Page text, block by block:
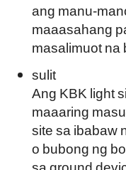
ang manu-
maaasahang
masalimuot na
sulit
Ang KBK light
maaaring
site sa ibabaw
o bubong ng